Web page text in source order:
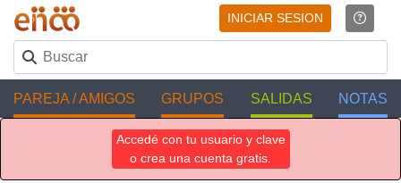
INICIAR SESION
PAREJA / AMIGOS GRUPOS SALIDAS NOTAS
Accedé con tu usuario y clave
o crea una cuenta gratis.